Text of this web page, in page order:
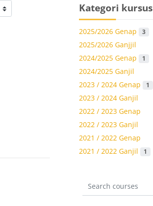
Kategori kursus
2025/2026 Genap 3
2025/2026 Ganjjil
2024/2025 Genap 1
2024/2025 Ganjil
2023 / 2024 Genap 1
2023 / 2024 Ganjil
2022 / 2023 Genap
2022 / 2023 Ganjil
2021 / 2022 Genap
2021 / 2022 Ganjil 1
Search courses